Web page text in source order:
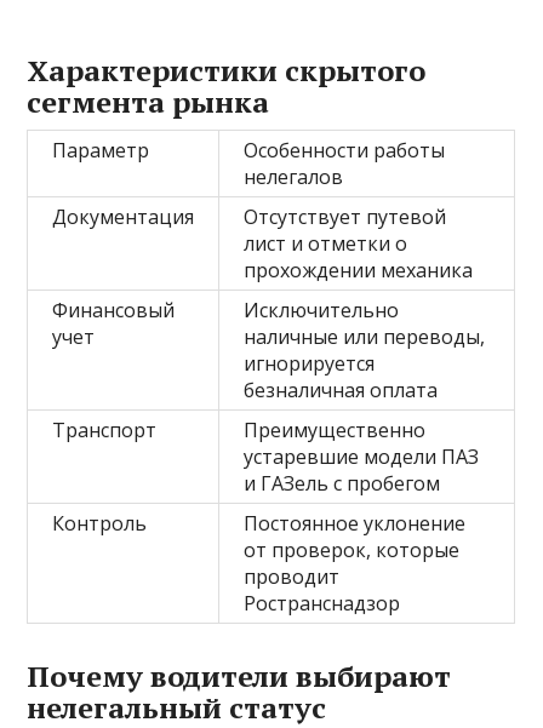
Характеристики скрытого
сегмента рынка
Параметр
Особенности работы
нелегалов
Документация
Отсутствует путевой
лист и отметки о
прохождении механика
Финансовый
учет
Исключительно
наличные или переводы,
игнорируется
безналичная оплата
Транспорт
Преимущественно
устаревшие модели ПАЗ
и ГАЗель с пробегом
Контроль
Постоянное уклонение
от проверок, которые
проводит
Ространснадзор
Почему водители выбирают
нелегальный статус